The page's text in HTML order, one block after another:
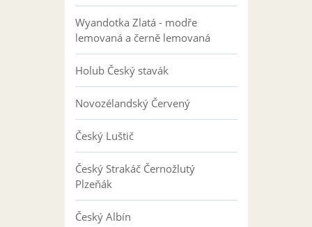
Wyandotka Zlatá - modře
lemovaná a černě lemovaná
Holub Český stavák
Novozélandský Červený
Český Luštič
Český Strakáč Černožlutý
Plzeňák
Český Albín